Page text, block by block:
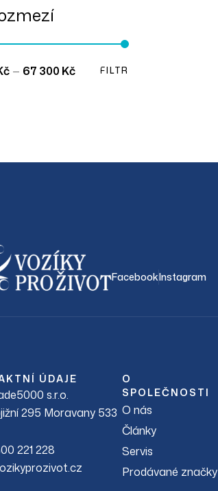
FILTR
— 67 300 Kč
FacebookInstagram
ÚDAJE
s.r.o.
295 Moravany 533
221 228
O
SPOLEČNOSTI
O nás
Články
Servis
Prodávané značky